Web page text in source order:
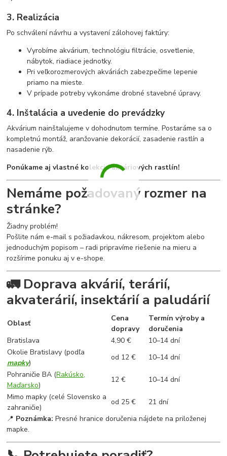
3. Realizácia
Po schválení návrhu a vystavení zálohovej faktúry:
Vyrobíme akvárium, technológiu filtrácie, osvetlenie,
nábytok, riadiace jednotky.
Pri veľkorozmerových akváriách zabezpečíme lepenie
priamo na mieste.
V prípade potreby vykonáme drobné stavebné úpravy.
4. Inštalácia a uvedenie do prevádzky
Akvárium nainštalujeme v dohodnutom termíne. Postaráme sa o
kompletnú montáž, aranžovanie dekorácií, zasadenie rastlín a
nasadenie rýb.
Ponúkame aj vlastné kolekcie akváriových rastlín!
Nemáme požadovaný rozmer na
stránke?
Žiadny problém!
Pošlite nám e-mail s požiadavkou, nákresom, projektom alebo
jednoduchým popisom – radi pripravíme riešenie na mieru a
rozšírime ponuku aj v e-shope.
🚛 Doprava akvárií, terárií,
akvaterárií, insektárií a paludárií
Oblasť
Cena
dopravy
Termín výroby a
doručenia
Bratislava
4,90 €
10–14 dní
Okolie Bratislavy (podľa
mapky)
od 12 €
10–14 dní
Pohraničie BA (Rakúsko,
Maďarsko)
12 €
10–14 dní
Mimo mapky (celé Slovensko a
zahraničie)
od 25 €
21 dní
📍 Poznámka: Presné hranice doručenia nájdete na priloženej
mapke.